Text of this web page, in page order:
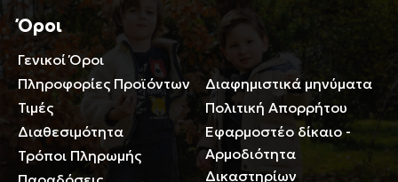
Όροι
Γενικοί Όροι
Πληροφορίες Προϊόντων
Τιμές
Διαθεσιμότητα
Τρόποι Πληρωμής
Περιορισμοί ευθύνης
Διαφημιστικά μηνύματα
Πολιτική Απορρήτου
Εφαρμοστέο δίκαιο -
Αρμοδιότητα
Δικαστηρίων